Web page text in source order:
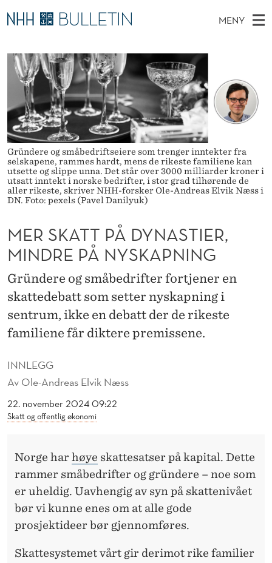
M
E
R
A
T
T
P
D
Y
N
A
S
E
R
MENY
O
V
D
M
E
N
Y
Ø
S
T
E
D
E
T
Stipendiater og nye forskerprofiler
Disputaser
Ekspertutvalg
Om Bulletin
Gründere og småbedriftseiere som trenger inntekter fra
selskapene, rammes hardt, mens de rikeste familiene kan
utsette og slippe unna. Det står over 3000 milliarder kroner i
utsatt inntekt i norske bedrifter, i stor grad tilhørende de
aller rikeste, skriver NHH-forsker Ole-Andreas Elvik Næss i
DN. Foto: pexels (Pavel Danilyuk)
INNLEGG
Av Ole-Andreas Elvik Næss
22. november 2024 09:22
Skatt og offentlig økonomi
MER SKATT PÅ DYNASTIER,
MINDRE PÅ NYSKAPNING
Gründere og småbedrifter fortjener en
skattedebatt som setter nyskapning i
sentrum, ikke en debatt der de rikeste
familiene får diktere premissene.
Norge har høye skattesatser på kapital. Dette
rammer småbedrifter og gründere – noe som
er uheldig. Uavhengig av syn på skattenivået
bør vi kunne enes om at alle gode
prosjektideer bør gjennomføres.
Skattesystemet vårt gir derimot rike familier